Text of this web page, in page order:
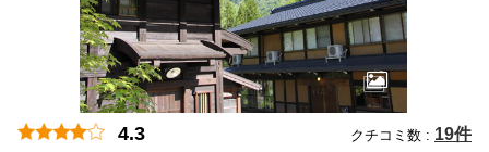
4.3 クチコミ数 : 19件